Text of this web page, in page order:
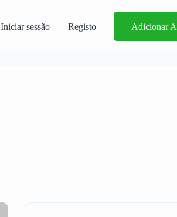
Iniciar sessão Registo Adicionar